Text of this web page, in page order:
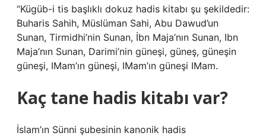
“Kügüb-i tis başlıklı dokuz hadis kitabı şu şekildedir:
Buharis Sahih, Müslüman Sahi, Abu Dawud’un
Sunan, Tirmidhi’nin Sunan, İbn Maja’nın Sunan, Ibn
Maja’nın Sunan, Darimi’nin güneşi, güneş, güneşin
güneşi, IMam’ın güneşi, IMam’ın güneşi IMam.
Kaç tane hadis kitabı var?
İslam’ın Sünni şubesinin kanonik hadis